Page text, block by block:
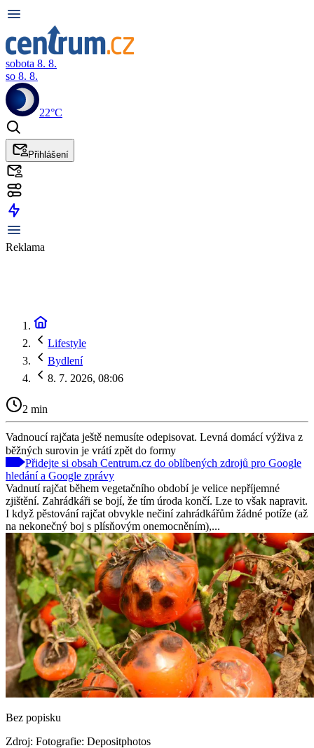
sobota 8. 8.
so 8. 8.
22°C
Přihlášení
Reklama
Lifestyle
Bydlení
8. 7. 2026, 08:06
2 min
Vadnoucí rajčata ještě nemusíte odepisovat. Levná domácí výživa z
běžných surovin je vrátí zpět do formy
Přidejte si obsah Centrum.cz do oblíbených zdrojů pro Google
hledání a Google zprávy
Vadnutí rajčat během vegetačního období je velice nepříjemné
zjištění. Zahrádkáři se bojí, že tím úroda končí. Lze to však napravit.
I když pěstování rajčat obvykle nečiní zahrádkářům žádné potíže (až
na nekonečný boj s plísňovým onemocněním),...
Bez popisku
Zdroj: Fotografie: Depositphotos